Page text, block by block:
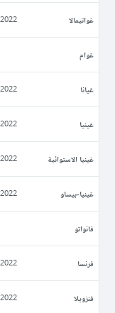
غواتيمالا 2022
غوام
غيانا 2022
غينيا 2022
غينيا الاستوائية 2022
غينيا-بيساو 2022
فانواتو
فرنسا 2022
فنزويلا 2022